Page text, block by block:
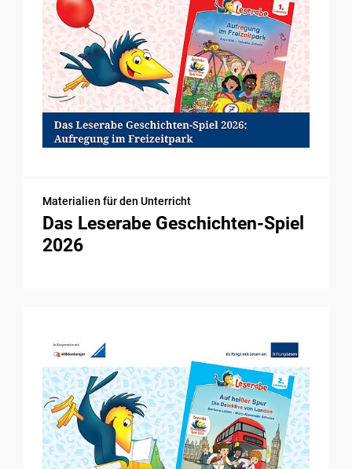
Materialien für den Unterricht
Das Leserabe Geschichten-Spiel
2026